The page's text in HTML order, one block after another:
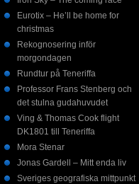
Eurotix – He’ll be home for
christmas
Rekognosering inför
morgondagen
Rundtur på Teneriffa
Professor Frans Stenberg och
det stulna gudahuvudet
Ving & Thomas Cook flight
DK1801 till Teneriffa
Mora Stenar
Jonas Gardell – Mitt enda liv
Sveriges geografiska mittpunkt